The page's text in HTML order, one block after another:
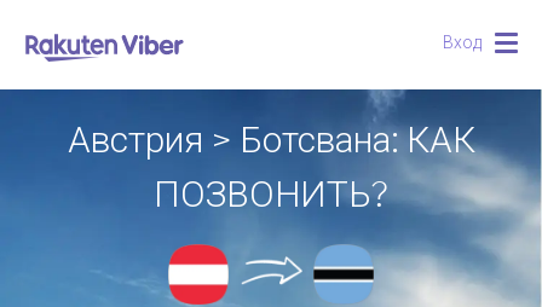
Вход
Австрия > Ботсвана: КАК
ПОЗВОНИТЬ?